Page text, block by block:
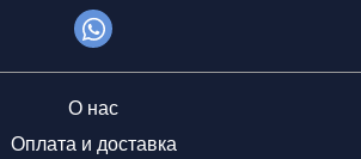
О нас
Оплата и доставка